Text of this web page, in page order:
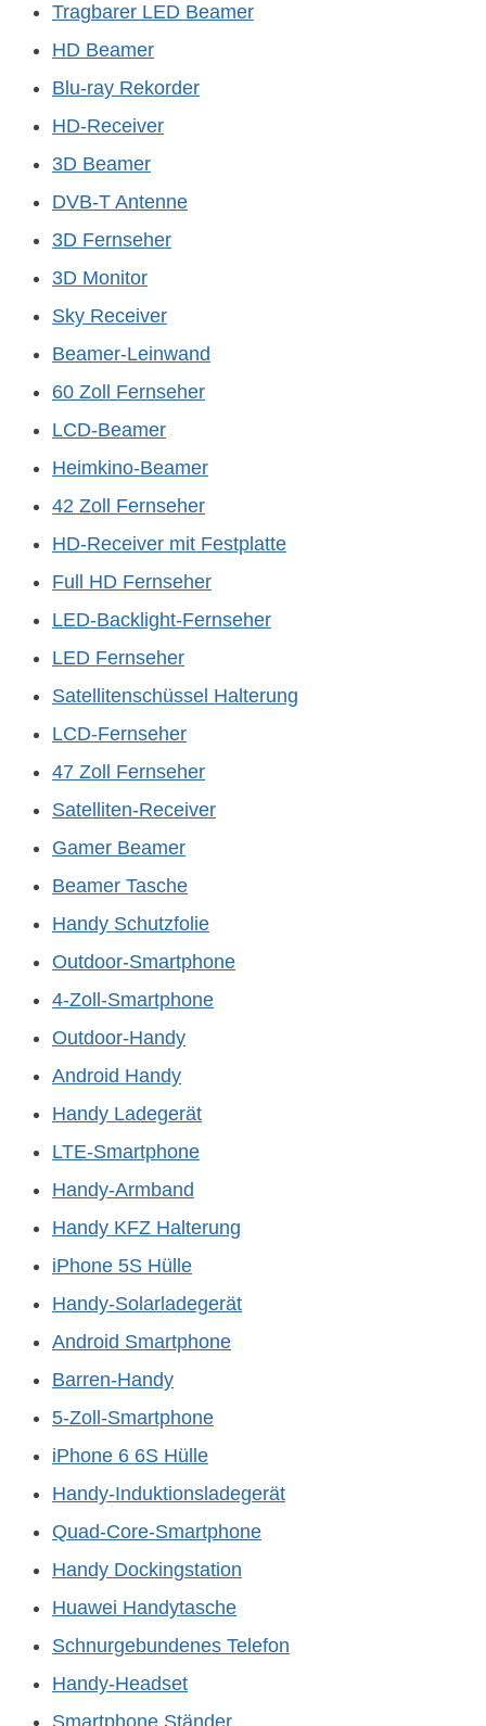
Tragbarer LED Beamer
HD Beamer
Blu-ray Rekorder
HD-Receiver
3D Beamer
DVB-T Antenne
3D Fernseher
3D Monitor
Sky Receiver
Beamer-Leinwand
60 Zoll Fernseher
LCD-Beamer
Heimkino-Beamer
42 Zoll Fernseher
HD-Receiver mit Festplatte
Full HD Fernseher
LED-Backlight-Fernseher
LED Fernseher
Satellitenschüssel Halterung
LCD-Fernseher
47 Zoll Fernseher
Satelliten-Receiver
Gamer Beamer
Beamer Tasche
Handy Schutzfolie
Outdoor-Smartphone
4-Zoll-Smartphone
Outdoor-Handy
Android Handy
Handy Ladegerät
LTE-Smartphone
Handy-Armband
Handy KFZ Halterung
iPhone 5S Hülle
Handy-Solarladegerät
Android Smartphone
Barren-Handy
5-Zoll-Smartphone
iPhone 6 6S Hülle
Handy-Induktionsladegerät
Quad-Core-Smartphone
Handy Dockingstation
Huawei Handytasche
Schnurgebundenes Telefon
Handy-Headset
Smartphone Ständer